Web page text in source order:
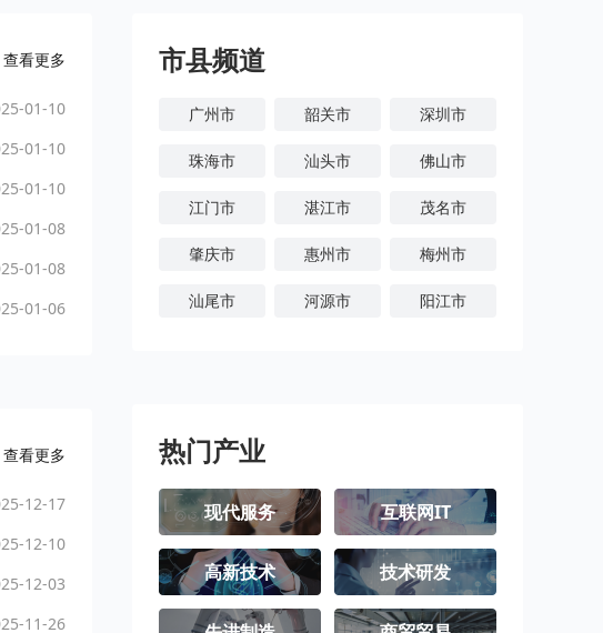
查看更多
01-10
01-10
01-10
01-08
01-08
01-06
查看更多
12-17
12-10
12-03
11-26
市县频道
广州市 韶关市 深圳市
珠海市 汕头市 佛山市
江门市 湛江市 茂名市
肇庆市 惠州市 梅州市
汕尾市 河源市 阳江市
热门产业
现代服务 互联网IT
高新技术 技术研发